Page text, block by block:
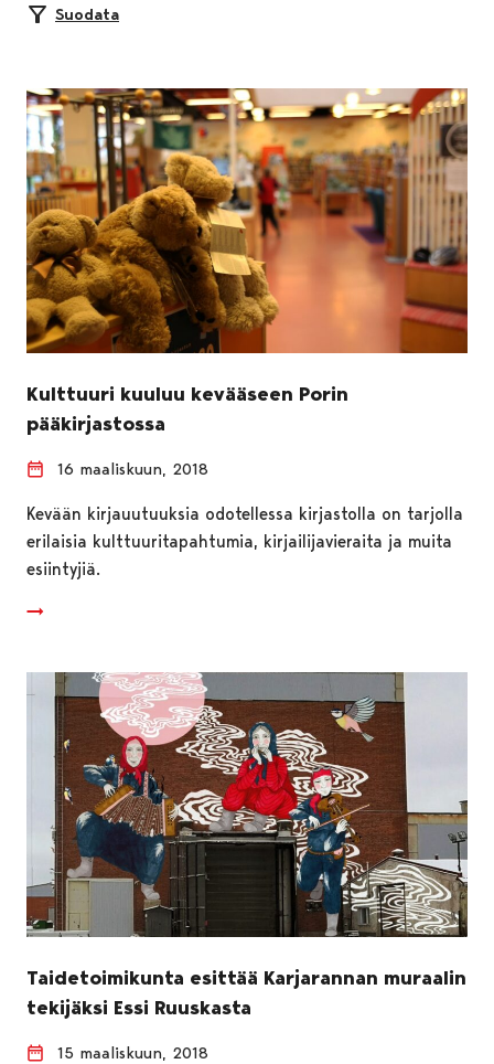
Suodata
Kulttuuri kuuluu kevääseen Porin
pääkirjastossa
16 maaliskuun, 2018
Kevään kirjauutuuksia odotellessa kirjastolla on tarjolla
erilaisia kulttuuritapahtumia, kirjailijavieraita ja muita
esiintyjiä.
Taidetoimikunta esittää Karjarannan muraalin
tekijäksi Essi Ruuskasta
15 maaliskuun, 2018